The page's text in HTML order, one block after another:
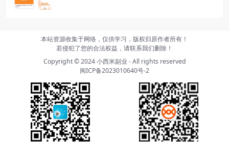
本站资源收集于网络，仅供学习，版权归原作者所有！
若侵犯了您的合法权益，请联系我们删除！
Copyright © 2024小西米副业 - All rights reserved
闽ICP备2023010640号-2